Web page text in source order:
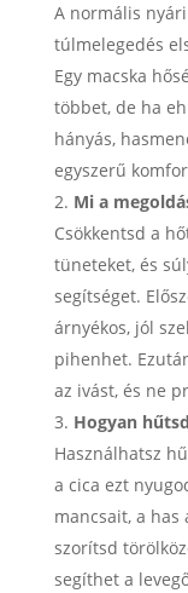
A normális
túlmelegedés
Egy macska
többet, de ha
hányás,
egyszerű
Mi a
Csökkentsd a
tüneteket, és
segítséget.
árnyékos, jól
pihenhet.
az ivást, és ne
Hogyan
Használhatsz
a cica ezt
mancsait, a
szorítsd
segíthet a